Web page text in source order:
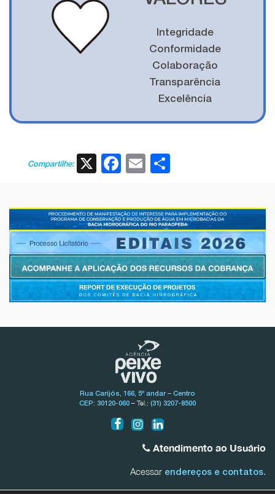
Integridade
Conformidade
Colaboração
Transparência
Excelência
Compartilhe: X Facebook
Email
Rua Carijós, 166, 5º andar – Centro
CEP: 30120-060 – Tel.: (31) 3207-8500
Atendimento ao Usuário
Acessar endereços e contatos